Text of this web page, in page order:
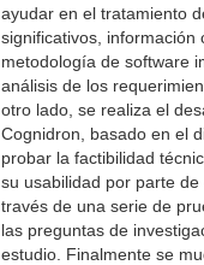
ayudar en el tratamiento
significativos,
metodología de software
análisis de los
otro lado, se realiza el
Cognidron, basado en el
probar la factibilidad
su usabilidad por parte
través de una serie de
las preguntas de
estudio. Finalmente se